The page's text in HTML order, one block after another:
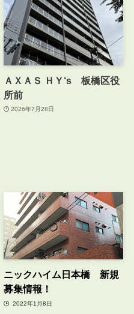
ＡＸＡＳ ＨＹ‘s 板橋区役
所前
2026年7月28日
ニックハイム日本橋 新規
募集情報！
2022年1月8日